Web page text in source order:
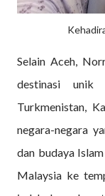
Selain Aceh,
destinasi unik
Turkmenistan,
negara-negara
dan budaya
Malaysia ke